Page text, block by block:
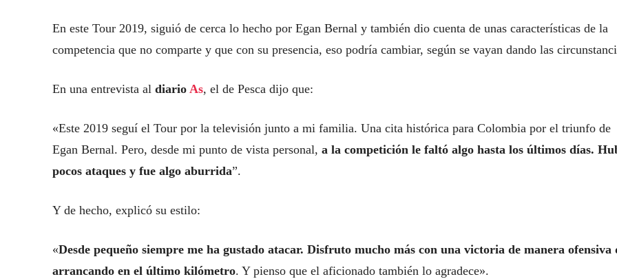
En este Tour 2019, siguió de cerca lo hecho por Egan Bernal y también dio cuenta de unas características de la
competencia que no comparte y que con su presencia, eso podría cambiar, según se vayan dando las
En una entrevista al diario As, el de Pesca dijo que:
«Este 2019 seguí el Tour por la televisión junto a mi familia. Una cita histórica para Colombia por el triunfo de
Egan Bernal. Pero, desde mi punto de vista personal, a la competición le faltó algo hasta los últimos días.
pocos ataques y fue algo aburrida”.
Y de hecho, explicó su estilo:
«Desde pequeño siempre me ha gustado atacar. Disfruto mucho más con una victoria de manera ofensiva
arrancando en el último kilómetro. Y pienso que el aficionado también lo agradece».